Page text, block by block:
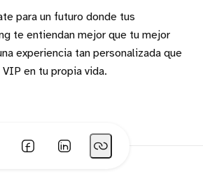
para un futuro donde tus
te entiendan mejor que tu mejor
experiencia tan personalizada que
en tu propia vida.